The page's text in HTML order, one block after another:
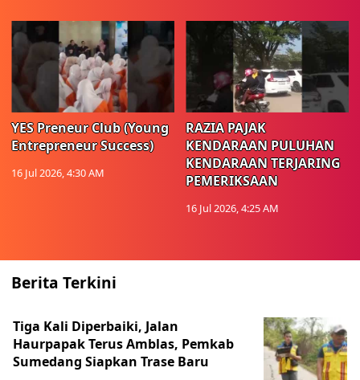
YES Preneur Club (Young
Entrepreneur Success)
16 Jul 2026, 4:30 AM
RAZIA PAJAK
KENDARAAN PULUHAN
KENDARAAN TERJARING
PEMERIKSAAN
16 Jul 2026, 4:25 AM
Berita Terkini
Tiga Kali Diperbaiki, Jalan
Haurpapak Terus Amblas, Pemkab
Sumedang Siapkan Trase Baru